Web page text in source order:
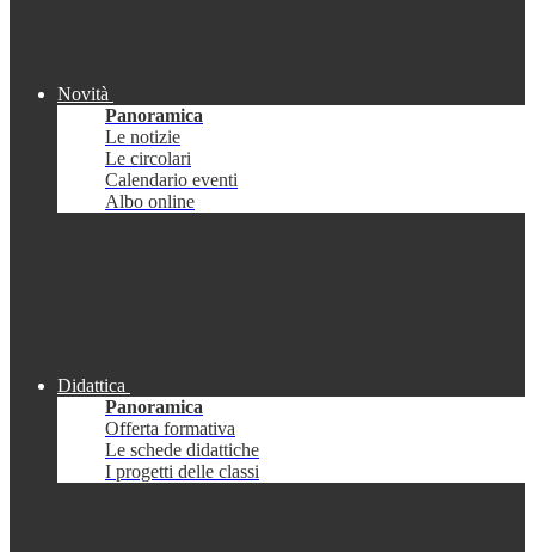
Novità
Panoramica
Le notizie
Le circolari
Calendario eventi
Albo online
Didattica
Panoramica
Offerta formativa
Le schede didattiche
I progetti delle classi